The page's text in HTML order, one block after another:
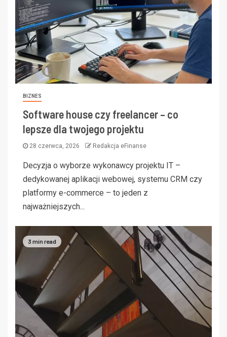
BIZNES
Software house czy freelancer – co
lepsze dla twojego projektu
28 czerwca, 2026 Redakcja eFinanse
Decyzja o wyborze wykonawcy projektu IT –
dedykowanej aplikacji webowej, systemu CRM czy
platformy e-commerce – to jeden z
najważniejszych...
3 min read